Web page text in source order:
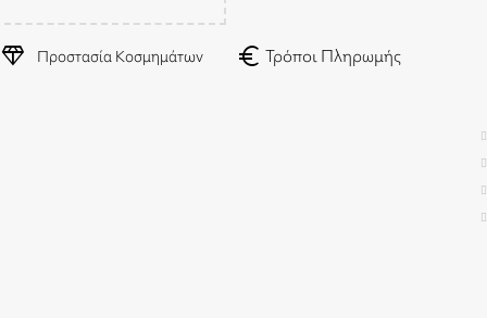
diamond Προστασία Κοσμημάτων euro Τρόποι Πληρωμής